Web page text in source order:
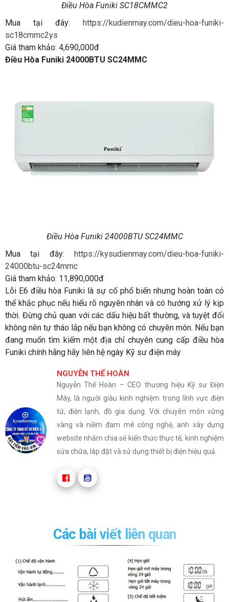
Điều Hòa Funiki SC18CMMC2
Mua tại đây:
https://kudienmay.com/dieu-hoa-funiki-
sc18cmmc2ys
Giá tham khảo: 4,690,000đ
Điều Hòa Funiki 24000BTU SC24MMC
Điều Hòa Funiki 24000BTU SC24MMC
Mua tại đây: https://kysudienmay.com/dieu-hoa-funiki-
24000btu-sc24mmc
Giá tham khảo: 11,890,000đ
Lỗi E6 điều hòa Funiki là sự cố phổ biến nhưng hoàn toàn có
thể khắc phục nếu hiểu rõ nguyên nhân và có hướng xử lý kịp
thời. Đừng chủ quan với các dấu hiệu bất thường, và tuyệt đối
không nên tự tháo lắp nếu bạn không có chuyên môn. Nếu bạn
đang muốn tìm kiếm một địa chỉ chuyên cung cấp điều hòa
Funiki chính hãng hãy liên hệ ngày Kỹ sư điện máy
NGUYỄN THẾ HOÀN
Nguyễn Thế Hoàn – CEO thương hiệu Kỹ sư Điện
Máy, là người giàu kinh nghiệm trong lĩnh vực điện
tử, điện lạnh, đồ gia dụng. Với chuyên môn vững
vàng và niềm đam mê công nghệ, anh xây dựng
website nhằm chia sẻ kiến thức thực tế, kinh nghiệm
sửa chữa, lắp đặt và sử dụng thiết bị điện hiệu quả.
Các bài viết liên quan